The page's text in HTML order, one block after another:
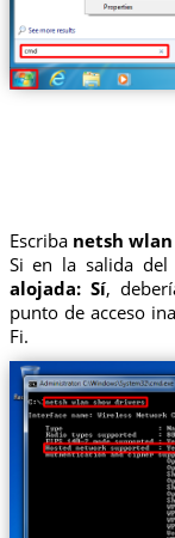
Escriba netsh
Si en la salida
alojada: Sí,
punto de acceso
Fi.